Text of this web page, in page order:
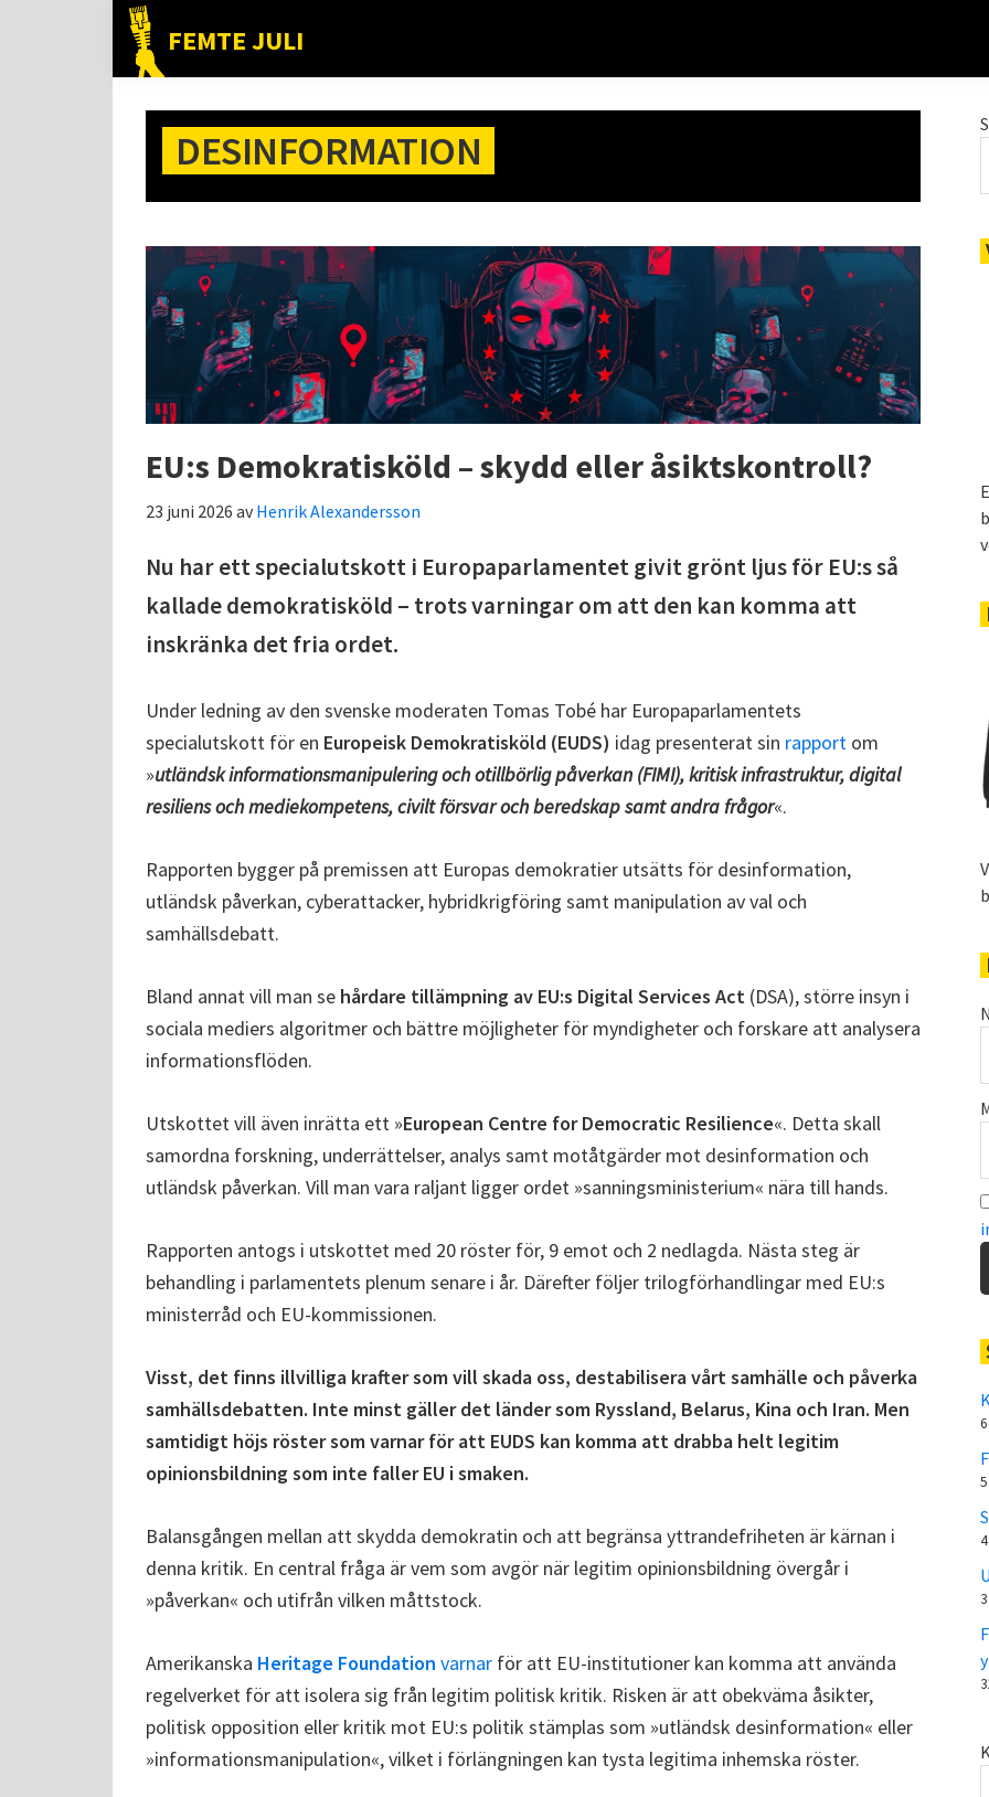
huvudnavigering
FEMTE JULI
Nätet
folket!DESINFORMATION
EU:s Demokratisköld – skydd eller åsiktskontroll?
23 juni 2026 avHenrik Alexandersson
Nu har ett specialutskott i Europaparlamentet givit grönt ljus för EU:s så
kallade demokratisköld – trots varningar om att den kan komma att
inskränka det fria ordet.
Under ledning av den svenske moderaten Tomas Tobé har Europaparlamentets
specialutskott för en Europeisk Demokratisköld (EUDS) idag presenterat sin rapport om
»utländsk informationsmanipulering och otillbörlig påverkan (FIMI), kritisk infrastruktur, digital
resiliens och mediekompetens, civilt försvar och beredskap samt andra frågor«.
Rapporten bygger på premissen att Europas demokratier utsätts för desinformation,
utländsk påverkan, cyberattacker, hybridkrigföring samt manipulation av val och
samhällsdebatt.
Bland annat vill man se hårdare tillämpning av EU:s Digital Services Act (DSA), större insyn i
sociala mediers algoritmer och bättre möjligheter för myndigheter och forskare att analysera
informationsflöden.
Utskottet vill även inrätta ett »European Centre for Democratic Resilience«. Detta skall
samordna forskning, underrättelser, analys samt motåtgärder mot desinformation och
utländsk påverkan. Vill man vara raljant ligger ordet »sanningsministerium« nära till hands.
Rapporten antogs i utskottet med 20 röster för, 9 emot och 2 nedlagda. Nästa steg är
behandling i parlamentets plenum senare i år. Därefter följer trilogförhandlingar med EU:s
ministerråd och EU-kommissionen.
Visst, det finns illvilliga krafter som vill skada oss, destabilisera vårt samhälle och påverka
samhällsdebatten. Inte minst gäller det länder som Ryssland, Belarus, Kina och Iran. Men
samtidigt höjs röster som varnar för att EUDS kan komma att drabba helt legitim
opinionsbildning som inte faller EU i smaken.
Balansgången mellan att skydda demokratin och att begränsa yttrandefriheten är kärnan i
denna kritik. En central fråga är vem som avgör när legitim opinionsbildning övergår i
»påverkan« och utifrån vilken måttstock.
Amerikanska Heritage Foundation varnar för att EU-institutioner kan komma att använda
regelverket för att isolera sig från legitim politisk kritik. Risken är att obekväma åsikter,
politisk opposition eller kritik mot EU:s politik stämplas som »utländsk desinformation« eller
»informationsmanipulation«, vilket i förlängningen kan tysta legitima inhemska röster.